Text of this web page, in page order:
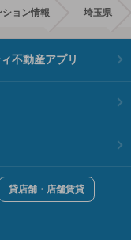
ション情報 埼玉県
不動産アプリ
貸店舗・店舗賃貸